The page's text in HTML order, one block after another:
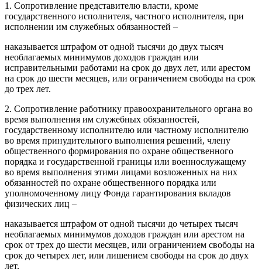
1. Сопротивление представителю власти, кроме
государственного исполнителя, частного исполнителя, при
исполнении им служебных обязанностей –
наказывается штрафом от одной тысячи до двух тысяч
необлагаемых минимумов доходов граждан или
исправительными работами на срок до двух лет, или арестом
на срок до шести месяцев, или ограничением свободы на срок
до трех лет.
2. Сопротивление работнику правоохранительного органа во
время выполнения им служебных обязанностей,
государственному исполнителю или частному исполнителю
во время принудительного выполнения решений, члену
общественного формирования по охране общественного
порядка и государственной границы или военнослужащему
во время выполнения этими лицами возложенных на них
обязанностей по охране общественного порядка или
уполномоченному лицу Фонда гарантирования вкладов
физических лиц –
наказывается штрафом от одной тысячи до четырех тысяч
необлагаемых минимумов доходов граждан или арестом на
срок от трех до шести месяцев, или ограничением свободы на
срок до четырех лет, или лишением свободы на срок до двух
лет.